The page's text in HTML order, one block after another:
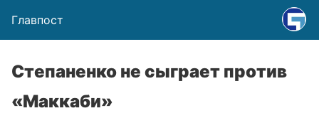
Главпост
Степаненко не сыграет против
«Маккаби»